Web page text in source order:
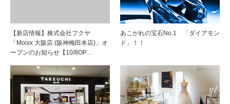
【新店情報】株式会社フクヤ
「Moixx 大阪店 (阪神梅田本店)」オ
ープンのお知らせ【10/8OP…
あこがれの宝石No.1 「ダイアモン
ド」！！